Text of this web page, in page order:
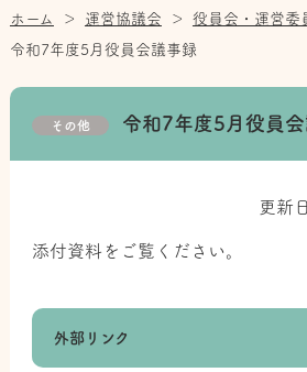
ホーム ＞ 運営協議会 ＞ 役員会・運営委
令和7年度5月役員会議事録
その他 令和7年度5月役員
更新
添付資料をご覧ください。
外部リンク